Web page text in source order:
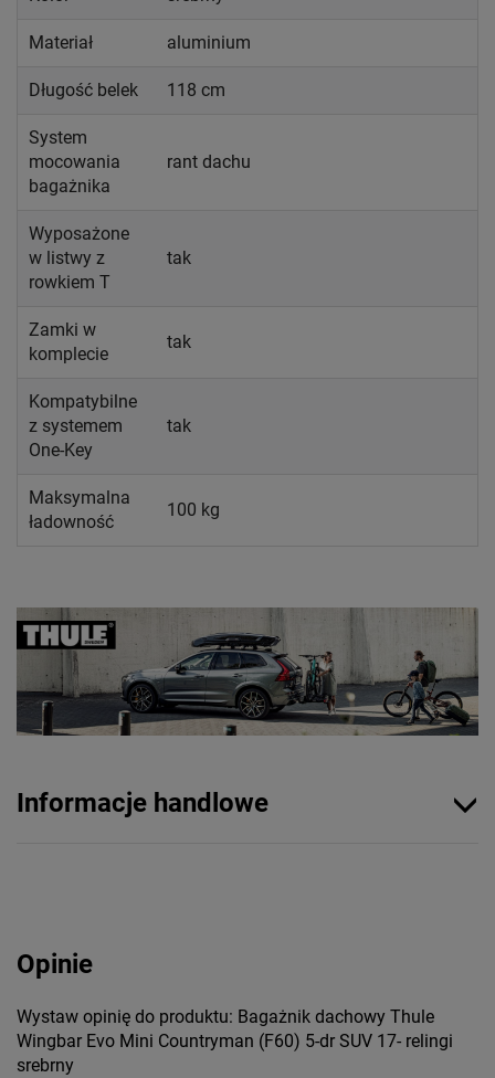
Materiał aluminium
Długość belek 118 cm
System
mocowania
bagażnika
rant dachu
Wyposażone
w listwy z
rowkiem T
tak
Zamki w
komplecie
tak
Kompatybilne
z systemem
One-Key
tak
Maksymalna
ładowność
100 kg
Informacje handlowe
Opinie
Wystaw opinię do produktu: Bagażnik dachowy Thule
Wingbar Evo Mini Countryman (F60) 5-dr SUV 17- relingi
srebrny